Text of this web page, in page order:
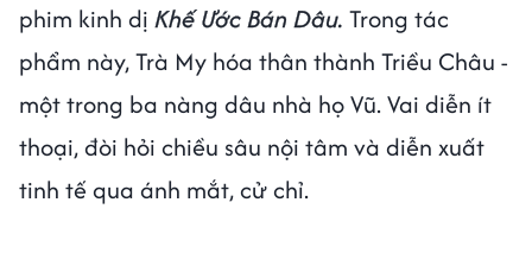
phim kinh dị Khế Ước Bán Dâu. Trong tác
phẩm này, Trà My hóa thân thành Triều Châu -
một trong ba nàng dâu nhà họ Vũ. Vai diễn ít
thoại, đòi hỏi chiều sâu nội tâm và diễn xuất
tinh tế qua ánh mắt, cử chỉ.